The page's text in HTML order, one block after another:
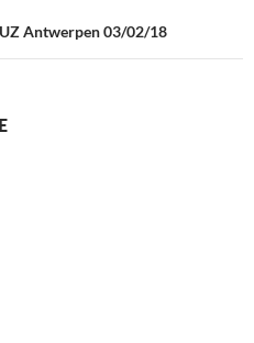
Antwerpen 03/02/18